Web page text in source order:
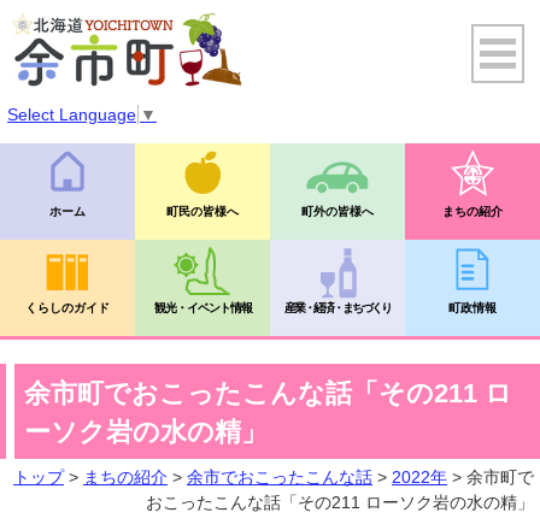
Select Language ▼
ホーム 町民の皆様へ 町外の皆様へ まちの紹介
くらしのガイド 観光・イベント情報 産業・経済・まちづくり 町政情報
余市町でおこったこんな話「その211 ロ
ーソク岩の水の精」
トップ> まちの紹介 > 余市でおこったこんな話 > 2022年 > 余市町で
おこったこんな話「その211 ローソク岩の水の精」